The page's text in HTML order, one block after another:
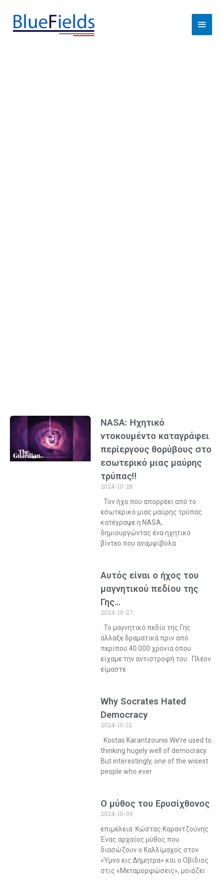
NASA: Ηχητικό
ντοκουμέντο καταγράφει
περίεργους θορύβους στο
εσωτερικό μιας μαύρης
τρύπας!!
2024-10-28
Τον ήχο που απορρέει από το
εσωτερικό μιας μαύρης τρύπας
κατέγραψε η NASA,
δημιουργώντας ένα ηχητικό
βίντεο που αναμφίβολα
Αυτός είναι ο ήχος του
μαγνητικού πεδίου της
Γης…
2024-10-27
To μαγνητικό πεδίο της Γης
άλλαξε δραματικά πριν από
περίπου 40.000 χρόνια όπου
είχαμε την αντιστροφή του. Πλέον
είμαστε
Why Socrates Hated
Democracy
2024-10-12
Kostas Karantzounis We’re used to
thinking hugely well of democracy.
But interestingly, one of the wisest
people who ever
Ο μύθος του Ερυσίχθονος
2024-10-09
επιμέλεια: Κώστας Καραντζούνης
Ένας αρχαίος μύθος που
διασώζουν ο Καλλίμαχος στον
«Ύμνο εις Δήμητρα» και ο Οβίδιος
στις «Μεταμορφώσεις», μοιάζει